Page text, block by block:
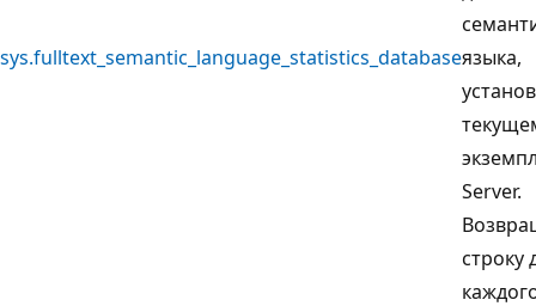
sys.fulltext_semantic_language_statistics_databaseязыка,
Server.
строку